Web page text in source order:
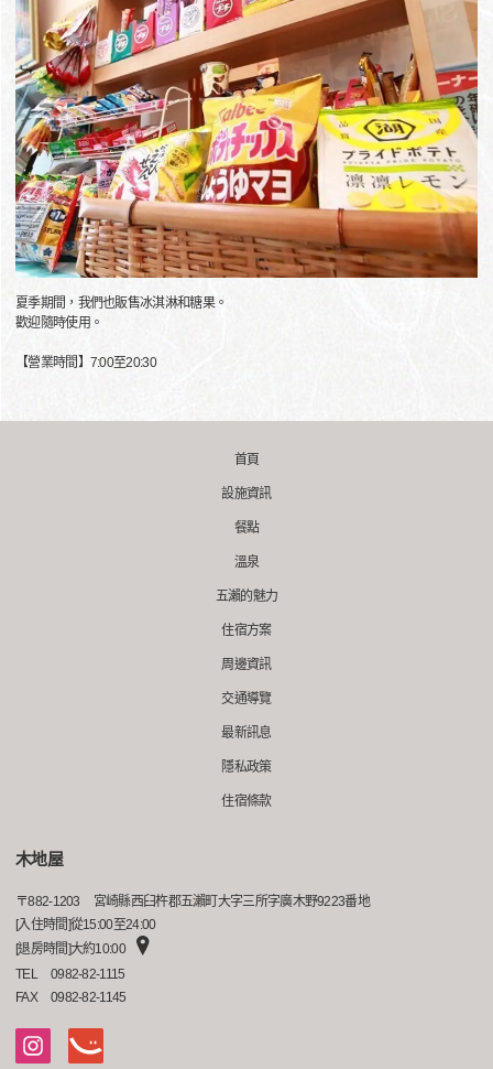
夏季期間，我們也販售冰淇淋和糖果。
歡迎隨時使用。
【營業時間】7:00至20:30
首頁
設施資訊
餐點
溫泉
五瀨的魅力
住宿方案
周邊資訊
交通導覽
最新訊息
隱私政策
住宿條款
木地屋
〒882-1203
宮崎縣西臼杵郡五瀨町大字三所字廣木野9223番地
[入住時間]從15:00至24:00
[退房時間]大約10:00
TEL
0982-82-1115
FAX
0982-82-1145